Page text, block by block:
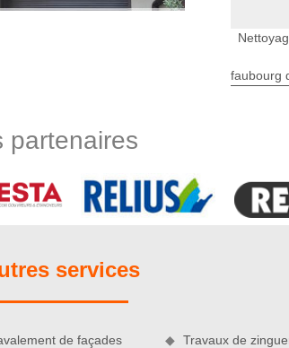
serait de le faire deux fois
Confiez votre projet à
Artois
des toits, se font dans un
faubourg
partenaires
services
de façades
Travaux de